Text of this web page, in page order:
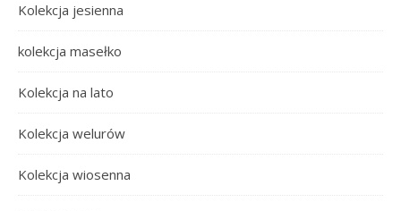
Kolekcja jesienna
kolekcja masełko
Kolekcja na lato
Kolekcja welurów
Kolekcja wiosenna